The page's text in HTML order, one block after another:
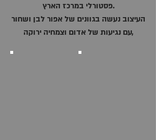
פסטורלי במרכז הארץ.
העיצוב נעשה בגוונים של אפור לבן ושחור
,עם נגיעות של אדום וצמחיה ירוקה